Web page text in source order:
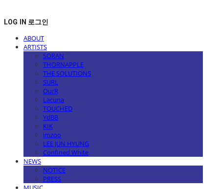
LOG IN 로그인
ABOUT
ARTISTS
SORAN
THORNAPPLE
THE SOLUTIONS
SURL
OurR
Lacuna
TOUCHED
YdBB
KIK
imzoo
LEE JUN HYUNG
Confined White
NEWS
NOTICE
PRESS